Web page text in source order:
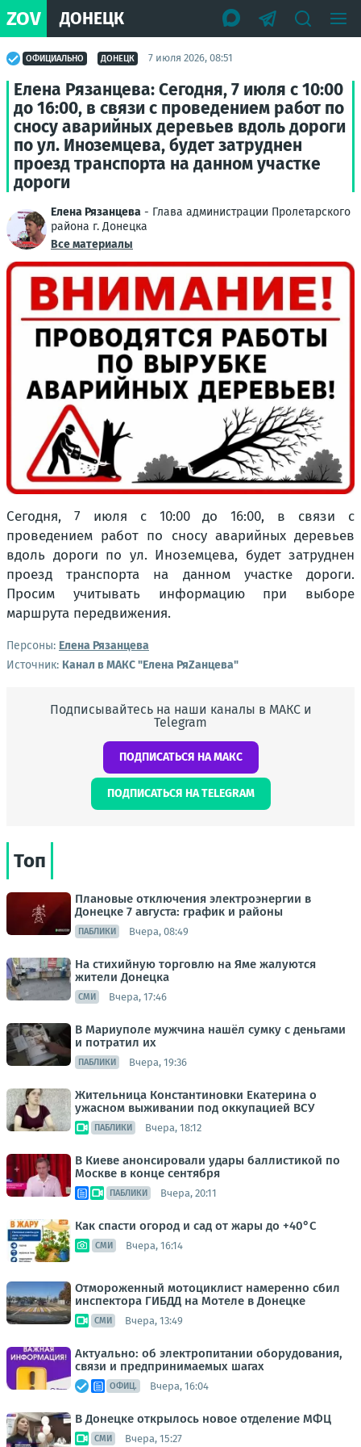
ZOV ДОНЕЦК
ОФИЦИАЛЬНО ДОНЕЦК 7 июля 2026, 08:51
Елена Рязанцева: Сегодня, 7 июля с 10:00
до 16:00, в связи с проведением работ по
сносу аварийных деревьев вдоль дороги
по ул. Иноземцева, будет затруднен
проезд транспорта на данном участке
дороги
Елена Рязанцева - Глава администрации Пролетарского
района г. Донецка
Все материалы
Сегодня, 7 июля с 10:00 до 16:00, в связи с
проведением работ по сносу аварийных деревьев
вдоль дороги по ул. Иноземцева, будет затруднен
проезд транспорта на данном участке дороги.
Просим учитывать информацию при выборе
маршрута передвижения.
Персоны: Елена Рязанцева
Источник: Канал в МАКС "Елена РяZанцева"
Подписывайтесь на наши каналы в МАКС и
Telegram
ПОДПИСАТЬСЯ НА МАКС
ПОДПИСАТЬСЯ НА TELEGRAM
Топ
Плановые отключения электроэнергии в
Донецке 7 августа: график и районы
ПАБЛИКИ Вчера, 08:49
На стихийную торговлю на Яме жалуются
жители Донецка
СМИ Вчера, 17:46
В Мариуполе мужчина нашёл сумку с деньгами
и потратил их
ПАБЛИКИ Вчера, 19:36
Жительница Константиновки Екатерина о
ужасном выживании под оккупацией ВСУ
ПАБЛИКИ Вчера, 18:12
В Киеве анонсировали удары баллистикой по
Москве в конце сентября
ПАБЛИКИ Вчера, 20:11
Как спасти огород и сад от жары до +40°C
СМИ Вчера, 16:14
Отмороженный мотоциклист намеренно сбил
инспектора ГИБДД на Мотеле в Донецке
СМИ Вчера, 13:49
Актуально: об электропитании оборудования,
связи и предпринимаемых шагах
ОФИЦ. Вчера, 16:04
В Донецке открылось новое отделение МФЦ
СМИ Вчера, 15:27